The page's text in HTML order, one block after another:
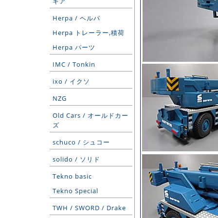
Herpa / ヘルパ
Herpa トレーラー,積荷
Herpa パーツ
IMC / Tonkin
ixo / イクソ
NZG
Old Cars / オールドカー
ズ
schuco / シュコー
solido / ソリド
Tekno basic
Tekno Special
TWH / SWORD / Drake